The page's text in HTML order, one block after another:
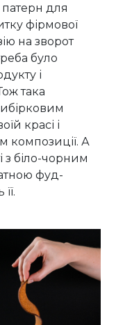
для
фірмової
на зворот
було
і
така
красі і
композиції. А
з біло-чорним
фуд-